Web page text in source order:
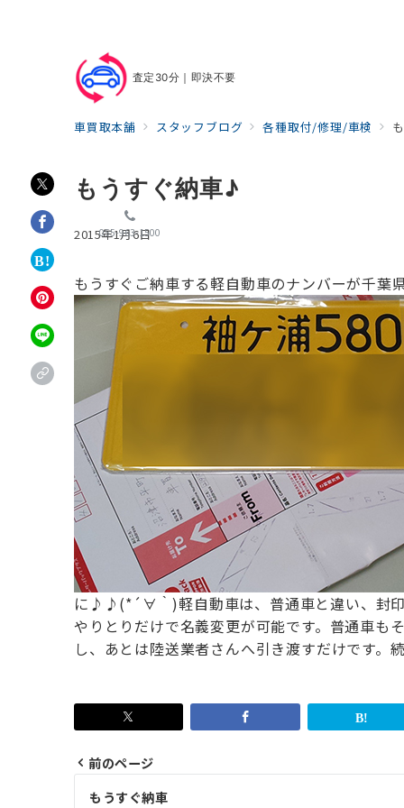
査定30分｜即決不要
055-963-1500
車買取本舗 スタッフブログ 各種取付/修理/車検
もうすぐ納車♪
2015年1月6日
もうすぐご納車する軽自動車のナンバーが千葉
に♪♪(*´∀｀)軽自動車は、普通車と違い、封
やりとりだけで名義変更が可能です。 普通車も
し、あとは陸送業者さんへ引き渡すだけです。
投
前のページ
もうすぐ納車